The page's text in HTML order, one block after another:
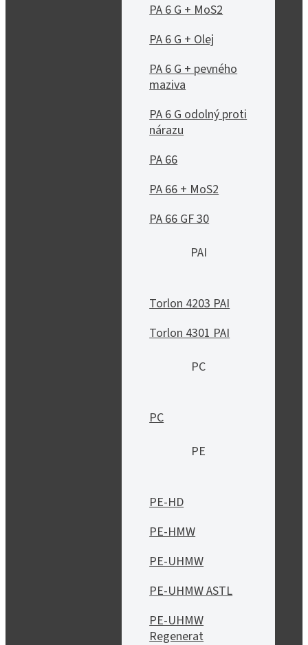
PA 6 G + MoS2
PA 6 G + Olej
PA 6 G + pevného
maziva
PA 6 G odolný proti
nárazu
PA 66
PA 66 + MoS2
PA 66 GF 30
PAI
Torlon 4203 PAI
Torlon 4301 PAI
PC
PC
PE
PE-HD
PE-HMW
PE-UHMW
PE-UHMW ASTL
PE-UHMW
Regenerat